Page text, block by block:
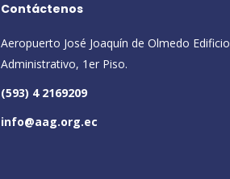
Contáctenos
Aeropuerto José Joaquín de Olmedo Edificio
Administrativo, 1er Piso.
(593) 4 2169209
info@aag.org.ec